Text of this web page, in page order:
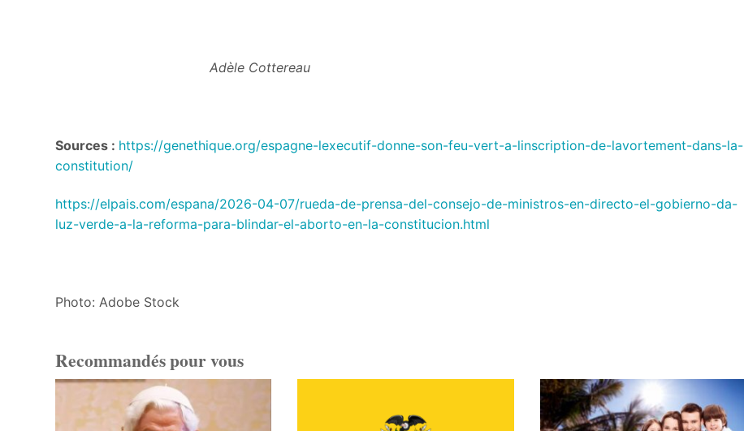
Adèle Cottereau
Sources : https://genethique.org/espagne-lexecutif-donne-son-feu-vert-a-linscription-de-lavortement-dans-la-
constitution/
https://elpais.com/espana/2026-04-07/rueda-de-prensa-del-consejo-de-ministros-en-directo-el-gobierno-da-
luz-verde-a-la-reforma-para-blindar-el-aborto-en-la-constitucion.html
Photo: Adobe Stock
Recommandés pour vous